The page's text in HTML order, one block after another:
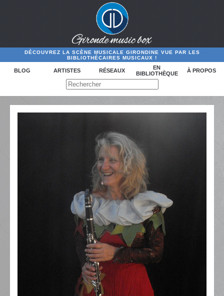
DÉCOUVREZ LA SCÈNE MUSICALE GIRONDINE VUE PAR LES
BIBLIOTHÉCAIRES MUSICAUX !
BLOG ARTISTES RÉSEAUX
EN
BIBLIOTHÈQUE
À PROPOS